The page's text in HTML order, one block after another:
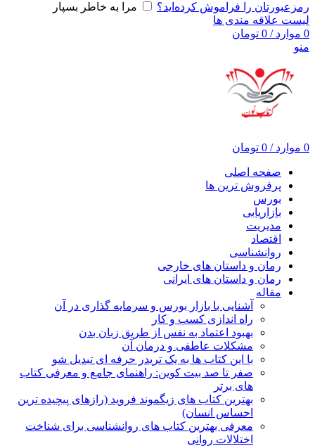
رمزعبورتان را فراموش کرده‌اید؟
مرا به خاطر بسپار
لیست علاقه مندی ها
0 موارد /
0 تومان
منو
0 موارد /
0 تومان
صفحه اصلی
پرفروش ترین ها
بورس
بازاریابی
مدیریت
اقتصاد
روانشناسی
رمان و داستان های خارجی
رمان و داستان های ایرانی
مقاله
آشنایی با بازار بورس و سرمایه گذاری در آن
راه اندازی کسب و کار
بهبود اعتماد به نفس از طریق زبان بدن
مشکلات عاطفی و درمان آن
با این کتاب ها به یک تریدر حرفه ای تبدیل شو
صفر تا صد بیت کوین: راهنمای جامع و معرفی کتاب
های برتر
بهترین کتاب های زیگموند فروید (رازهای پیچیده ترین
احساس انسان)
معرفی بهترین کتاب های روانشناسی برای شناخت
اختلالات روانی